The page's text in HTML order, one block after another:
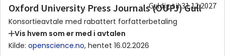
Oxford University Press Journals (OUPJ) Gull
Gyldig til 31.12.2027
Konsortieavtale med rabattert forfatterbetaling
Vis hvem som er med i avtalen
Kilde: openscience.no, hentet 16.02.2026